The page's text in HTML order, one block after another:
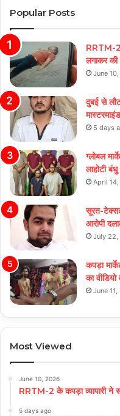
Popular Posts
RRTM-2
लगाकर की
June
दुबई से
5 days
ग्लोबल
लाहोटी बंधु
April
सूरत-
आरोपी
July 22,
कपड़ा
का
June
Most Viewed
June 10, 2026
RRTM-2 के कपड़ा व्यापारी ने
5 days ago